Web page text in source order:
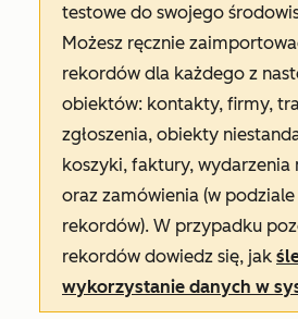
testowe do swojego
Możesz ręcznie
rekordów dla każdego z
obiektów: kontakty, firmy,
zgłoszenia, obiekty
koszyki, faktury,
oraz zamówienia (w
rekordów). W przypadku
rekordów dowiedz się, jak
wykorzystanie danych w